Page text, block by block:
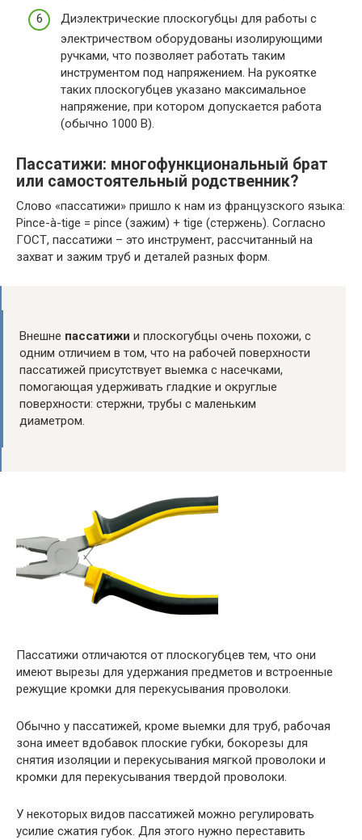
Диэлектрические плоскогубцы для работы с
электричеством оборудованы изолирующими
ручками, что позволяет работать таким
инструментом под напряжением. На рукоятке
таких плоскогубцев указано максимальное
напряжение, при котором допускается работа
(обычно 1000 В).
Пассатижи: многофункциональный брат
или самостоятельный родственник?
Слово «пассатижи» пришло к нам из французского языка:
Pince-à-tige = pince (зажим) + tige (стержень). Согласно
ГОСТ, пассатижи – это инструмент, рассчитанный на
захват и зажим труб и деталей разных форм.
Внешне пассатижи и плоскогубцы очень похожи, с
одним отличием в том, что на рабочей поверхности
пассатижей присутствует выемка с насечками,
помогающая удерживать гладкие и округлые
поверхности: стержни, трубы с маленьким
диаметром.
Пассатижи отличаются от плоскогубцев тем, что они
имеют вырезы для удержания предметов и встроенные
режущие кромки для перекусывания проволоки.
Обычно у пассатижей, кроме выемки для труб, рабочая
зона имеет вдобавок плоские губки, бокорезы для
снятия изоляции и перекусывания мягкой проволоки и
кромки для перекусывания твердой проволоки.
У некоторых видов пассатижей можно регулировать
усилие сжатия губок. Для этого нужно переставить